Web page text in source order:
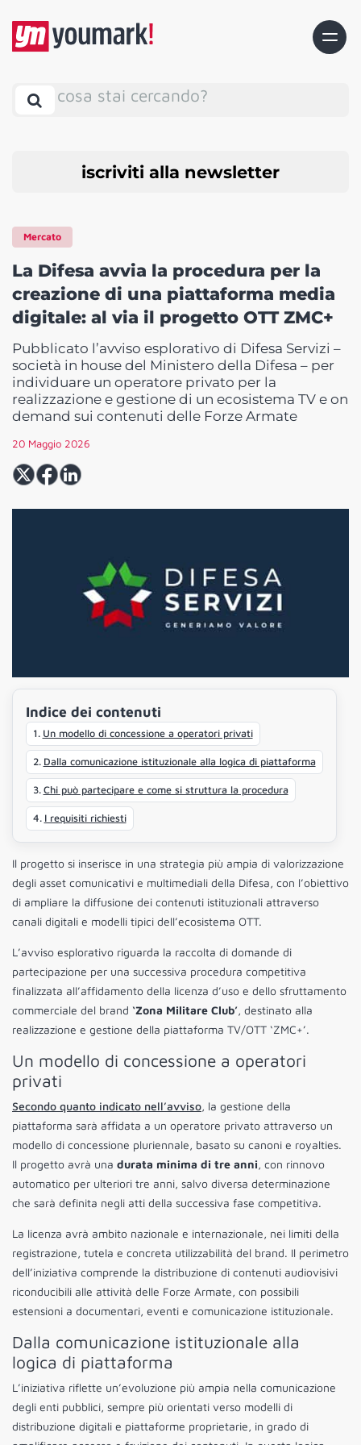
cosa stai cercando?
iscriviti alla newsletter
Mercato
La Difesa avvia la procedura per la
creazione di una piattaforma media
digitale: al via il progetto OTT ZMC+
Pubblicato l’avviso esplorativo di Difesa Servizi –
società in house del Ministero della Difesa – per
individuare un operatore privato per la
realizzazione e gestione di un ecosistema TV e on
demand sui contenuti delle Forze Armate
20 Maggio 2026
Indice dei contenuti
Un modello di concessione a operatori privati
Dalla comunicazione istituzionale alla logica di piattaforma
Chi può partecipare e come si struttura la procedura
I requisiti richiesti
Il progetto si inserisce in una strategia più ampia di valorizzazione
degli asset comunicativi e multimediali della Difesa, con l’obiettivo
di ampliare la diffusione dei contenuti istituzionali attraverso
canali digitali e modelli tipici dell’ecosistema OTT.
L’avviso esplorativo riguarda la raccolta di domande di
partecipazione per una successiva procedura competitiva
finalizzata all’affidamento della licenza d’uso e dello sfruttamento
commerciale del brand ‘Zona Militare Club’, destinato alla
realizzazione e gestione della piattaforma TV/OTT ‘ZMC+’.
Un modello di concessione a operatori
privati
Secondo quanto indicato nell’avviso, la gestione della
piattaforma sarà affidata a un operatore privato attraverso un
modello di concessione pluriennale, basato su canoni e royalties.
Il progetto avrà una durata minima di tre anni, con rinnovo
automatico per ulteriori tre anni, salvo diversa determinazione
che sarà definita negli atti della successiva fase competitiva.
La licenza avrà ambito nazionale e internazionale, nei limiti della
registrazione, tutela e concreta utilizzabilità del brand. Il perimetro
dell’iniziativa comprende la distribuzione di contenuti audiovisivi
riconducibili alle attività delle Forze Armate, con possibili
estensioni a documentari, eventi e comunicazione istituzionale.
Dalla comunicazione istituzionale alla
logica di piattaforma
L’iniziativa riflette un’evoluzione più ampia nella comunicazione
degli enti pubblici, sempre più orientati verso modelli di
distribuzione digitali e piattaforme proprietarie, in grado di